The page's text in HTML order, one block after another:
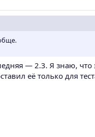
— 2.3. Я знаю,
её только для